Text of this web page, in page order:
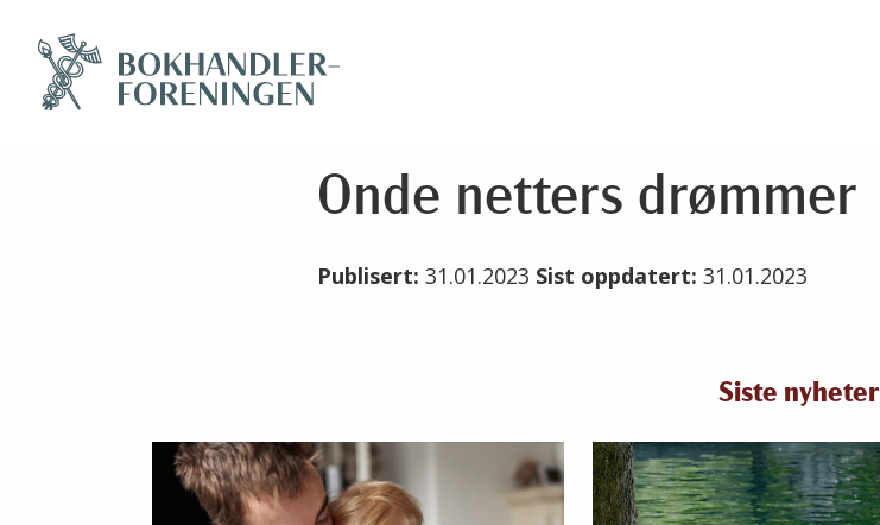
Onde netters drømmer
Publisert: 31.01.2023 Sist oppdatert: 31.01.2023
Siste nyheter